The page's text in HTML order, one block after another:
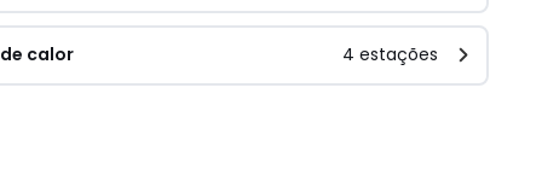
calor 4 estações